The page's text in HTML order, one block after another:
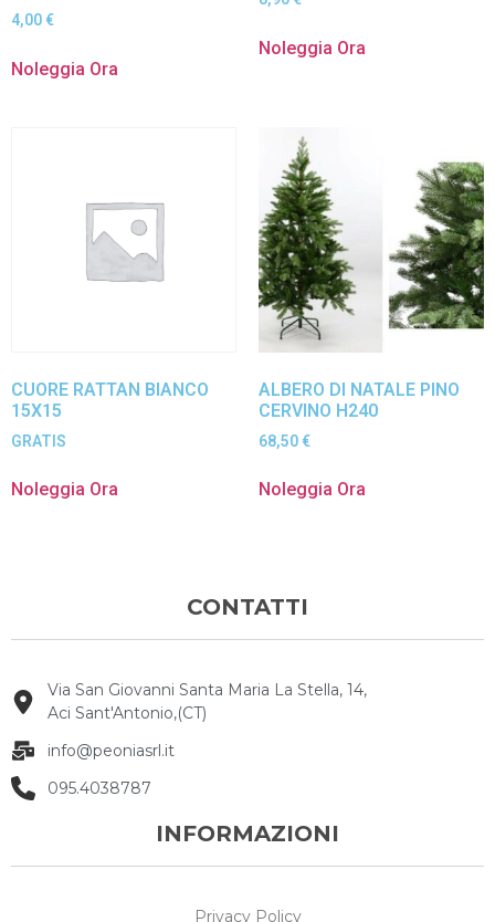
4,00 €
Noleggia Ora
Noleggia Ora
CUORE RATTAN BIANCO
15X15
GRATIS
Noleggia Ora
ALBERO DI NATALE PINO
CERVINO H240
68,50 €
Noleggia Ora
CONTATTI
Via San Giovanni Santa Maria La Stella, 14,
Aci Sant'Antonio,(CT)
info@peoniasrl.it
095.4038787
INFORMAZIONI
Privacy Policy